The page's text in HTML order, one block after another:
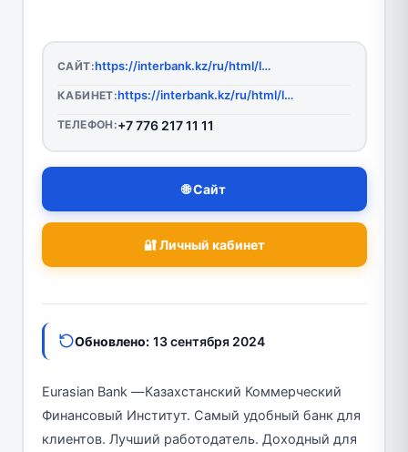
САЙТ: https://interbank.kz/ru/html/login.html
КАБИНЕТ: https://interbank.kz/ru/html/login.html
ТЕЛЕФОН:+7 776 217 11 11
🌐 Сайт
🔐 Личный кабинет
Обновлено: 13 сентября 2024
Eurasian Bank —Казахстанский Коммерческий
Финансовый Институт. Самый удобный банк для
клиентов. Лучший работодатель. Доходный для